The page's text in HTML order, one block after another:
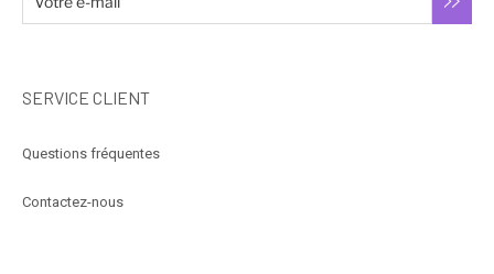
SERVICE CLIENT
Questions fréquentes
Contactez-nous